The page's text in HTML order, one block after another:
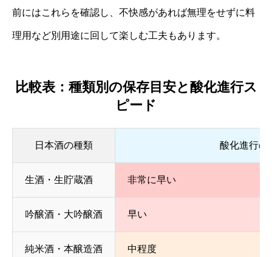
前にはこれらを確認し、不快感があれば無理をせずに料
理用など別用途に回して楽しむ工夫もあります。
比較表：種類別の保存目安と酸化進行ス
ピード
日本酒の種類 酸化進行の
生酒・生貯蔵酒 非常に早い
吟醸酒・大吟醸酒 早い
純米酒・本醸造酒 中程度